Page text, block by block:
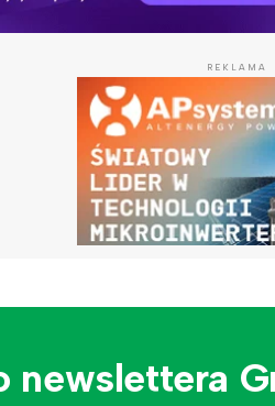
REKLAMA
newslettera